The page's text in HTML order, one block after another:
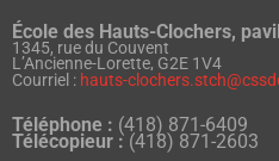
École des Hauts-Clochers,
1345, rue du Couvent
L’Ancienne-Lorette, G2E 1V4
Courriel : hauts-
Téléphone : (418) 871-6409
Télécopieur : (418) 871-2603